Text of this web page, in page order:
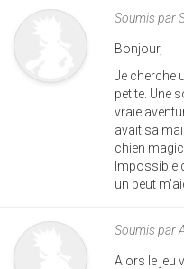
Soumis par
Bonjour,
Je cherche
petite. Une
vraie
avait sa
chien
Impossible
un peut
Soumis par
Alors le jeu